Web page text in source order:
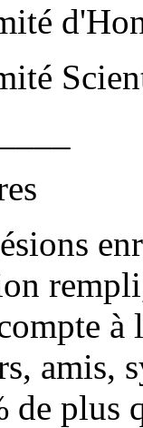
amis,
plus